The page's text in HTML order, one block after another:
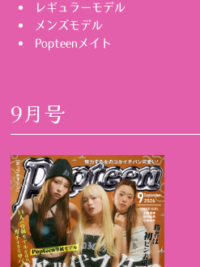
レギュラーモデル
メンズモデル
Popteenメイト
9月号